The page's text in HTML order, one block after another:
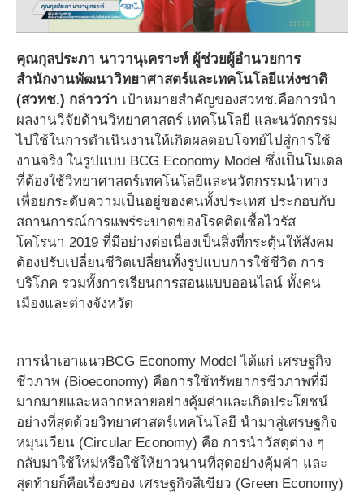
คุณกุลประภา นาวานุเคราะห์ ผู้ช่วยผู้อำนวยการ
สำนักงานพัฒนาวิทยาศาสตร์และเทคโนโลยีแห่งชาติ
(สวทช.) กล่าวว่า เป้าหมายสำคัญของสวทช.คือการนำ
ผลงานวิจัยด้านวิทยาศาสตร์ เทคโนโลยี และนวัตกรรม
ไปใช้ในการดำเนินงานให้เกิดผลตอบโจทย์ไปสู่การใช้
งานจริง ในรูปแบบ BCG Economy Model ซึ่งเป็นโมเดล
ที่ต้องใช้วิทยาศาสตร์เทคโนโลยีและนวัตกรรมนำทาง
เพื่อยกระดับความเป็นอยู่ของคนทั้งประเทศ ประกอบกับ
สถานการณ์การแพร่ระบาดของโรคติดเชื้อไวรัส
โคโรนา 2019 ที่มีอย่างต่อเนื่องเป็นสิ่งที่กระตุ้นให้สังคม
ต้องปรับเปลี่ยนชีวิตเปลี่ยนทั้งรูปแบบการใช้ชีวิต การ
บริโภค รวมทั้งการเรียนการสอนแบบออนไลน์ ทั้งคน
เมืองและต่างจังหวัด
การนำเอาแนวBCG Economy Model ได้แก่ เศรษฐกิจ
ชีวภาพ (Bioeconomy) คือการใช้ทรัพยากรชีวภาพที่มี
มากมายและหลากหลายอย่างคุ้มค่าและเกิดประโยชน์
อย่างที่สุดด้วยวิทยาศาสตร์เทคโนโลยี นำมาสู่เศรษฐกิจ
หมุนเวียน (Circular Economy) คือ การนำวัสดุต่าง ๆ
กลับมาใช้ใหม่หรือใช้ให้ยาวนานที่สุดอย่างคุ้มค่า และ
สุดท้ายก็คือเรื่องของ เศรษฐกิจสีเขียว (Green Economy)